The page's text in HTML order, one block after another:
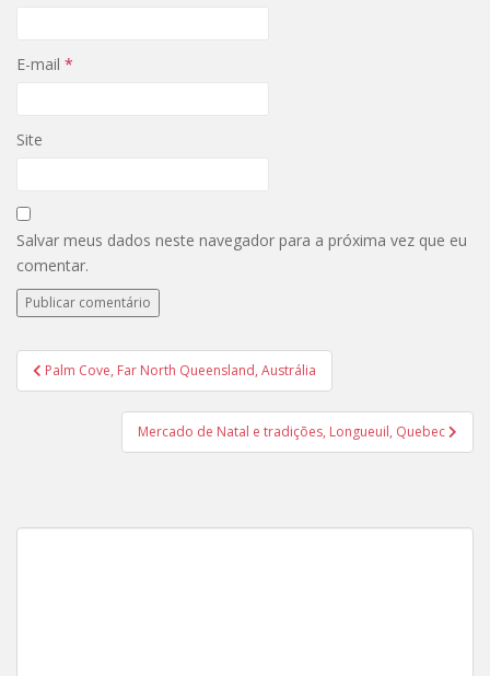
E-mail *
Site
Salvar meus dados neste navegador para a próxima vez que eu
comentar.
Navegação
de
Palm Cove, Far North Queensland, Austrália
Mercado de Natal e tradições, Longueuil, Quebec